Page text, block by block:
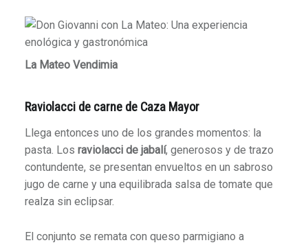
La Mateo Vendimia
Raviolacci de carne de Caza Mayor
Llega entonces uno de los grandes momentos: la
pasta. Los raviolacci de jabalí, generosos y de trazo
contundente, se presentan envueltos en un sabroso
jugo de carne y una equilibrada salsa de tomate que
realza sin eclipsar.
El conjunto se remata con queso parmigiano a